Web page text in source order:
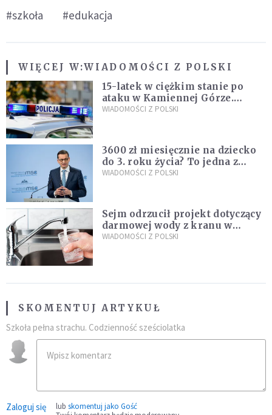
#szkoła #edukacja
WIĘCEJ W:WIADOMOŚCI Z POLSKI
15-latek w ciężkim stanie po
ataku w Kamiennej Górze.
Policja zatrzymała dwóch
WIADOMOŚCI Z POLSKI
3600 zł miesięcznie na dziecko
do 3. roku życia? To jedna z
propozycji programu "Rozwój
WIADOMOŚCI Z POLSKI
Sejm odrzucił projekt dotyczący
darmowej wody z kranu w
restauracjach
WIADOMOŚCI Z POLSKI
SKOMENTUJ ARTYKUŁ
Szkoła pełna strachu. Codzienność sześciolatka
Zaloguj się lub skomentuj jako Gość